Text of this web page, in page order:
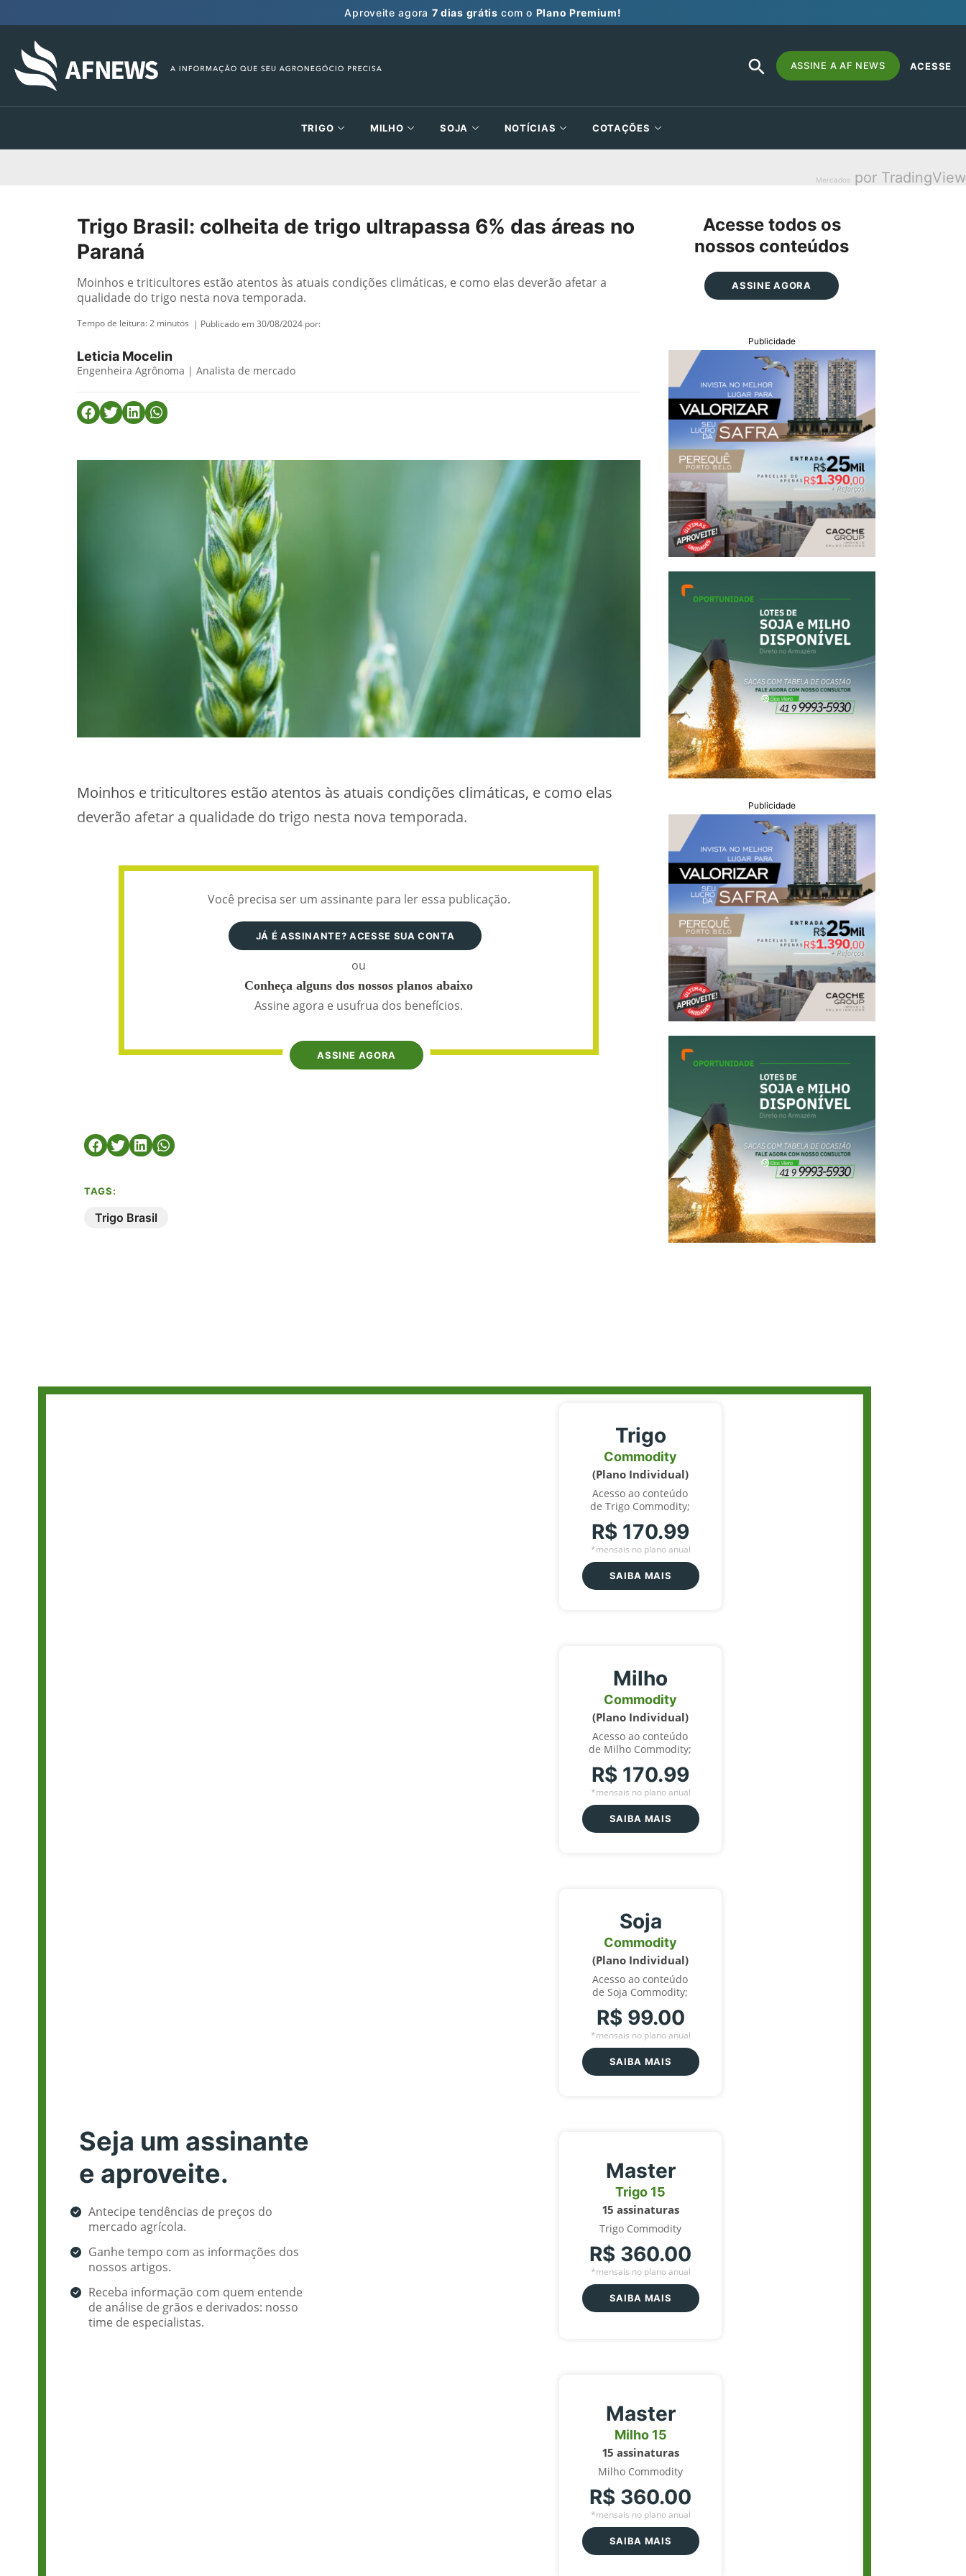
Aproveite agora 7 dias grátis com o Plano Premium!
Search
for:
SEARCH
BUTTON
ASSINE A AF NEWS ACESSE
TRIGO MILHO SOJA NOTÍCIAS COTAÇÕES
Mercados por TradingView
Trigo Brasil: colheita de trigo ultrapassa 6% das áreas no
Paraná
Moinhos e triticultores estão atentos às atuais condições climáticas, e como elas deverão afetar a
qualidade do trigo nesta nova temporada.
Tempo de leitura:2 minutos | Publicado em 30/08/2024 por:
Leticia Mocelin
Engenheira Agrônoma | Analista de mercado
Moinhos e triticultores estão atentos às atuais condições climáticas, e como elas
deverão afetar a qualidade do trigo nesta nova temporada.
Você precisa ser um assinante para ler essa publicação.
JÁ É ASSINANTE? ACESSE SUA CONTA
ou
Conheça alguns dos nossos planos abaixo
Assine agora e usufrua dos benefícios.
ASSINE AGORA
TAGS:
Trigo Brasil
Acesse todos os
nossos conteúdos
ASSINE AGORA
Publicidade
Publicidade
Seja um assinante
e aproveite.
Antecipe tendências de preços do
mercado agrícola.
Ganhe tempo com as informações dos
nossos artigos.
Receba informação com quem entende
de análise de grãos e derivados: nosso
time de especialistas.
Trigo
Commodity
(Plano Individual)
Acesso ao conteúdo
de Trigo Commodity;
R$ 170.99
*mensais no plano anual
SAIBA MAIS
Milho
Commodity
(Plano Individual)
Acesso ao conteúdo
de Milho Commodity;
R$ 170.99
*mensais no plano anual
SAIBA MAIS
Soja
Commodity
(Plano Individual)
Acesso ao conteúdo
de Soja Commodity;
R$ 99.00
*mensais no plano anual
SAIBA MAIS
Master
Trigo 15
15 assinaturas
Trigo Commodity
R$ 360.00
*mensais no plano anual
SAIBA MAIS
Master
Milho 15
15 assinaturas
Milho Commodity
R$ 360.00
*mensais no plano anual
SAIBA MAIS